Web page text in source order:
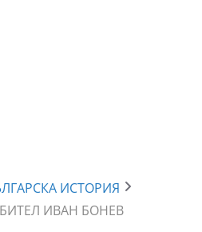
ИСТОРИЯ
ИВАН БОНЕВ